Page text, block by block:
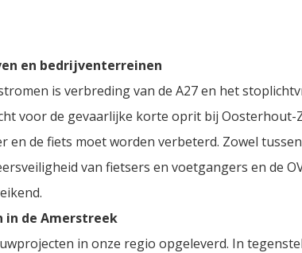
en bedrijventerreinen
is verbreding van de A27 en het
voor de gevaarlijke korte oprit bij Oosterhout-
de fiets moet worden verbeterd. Zowel
van fietsers en voetgangers en de
in de Amerstreek
in onze regio opgeleverd. In